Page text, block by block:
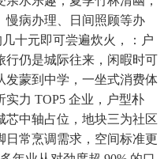
慢病办理、日间照顾等办
十元即可尝遍炊火，：户
行仍是城际往来，闲暇时可
发蒙到中学，一坐式消费体
力 TOP5 企业，户型朴
芯中轴占位，地块三为社区
日常烹调需求，空间标准更